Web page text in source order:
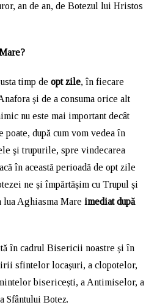
an de an, de Botezul lui Hristos
timp deopt zile, în fiecare
și de a consuma orice alt
nu este mai important decât
poate, după cum vom vedea în
şi trupurile, spre vindecarea
în această perioadă de opt zile
ne și împărtășim cu Trupul și
lua Aghiasma Mare imediat după
în cadrul Bisericii noastre și în
sfintelor locașuri, a clopotelor,
bisericești, a Antimiselor, a
Sfântului Botez.